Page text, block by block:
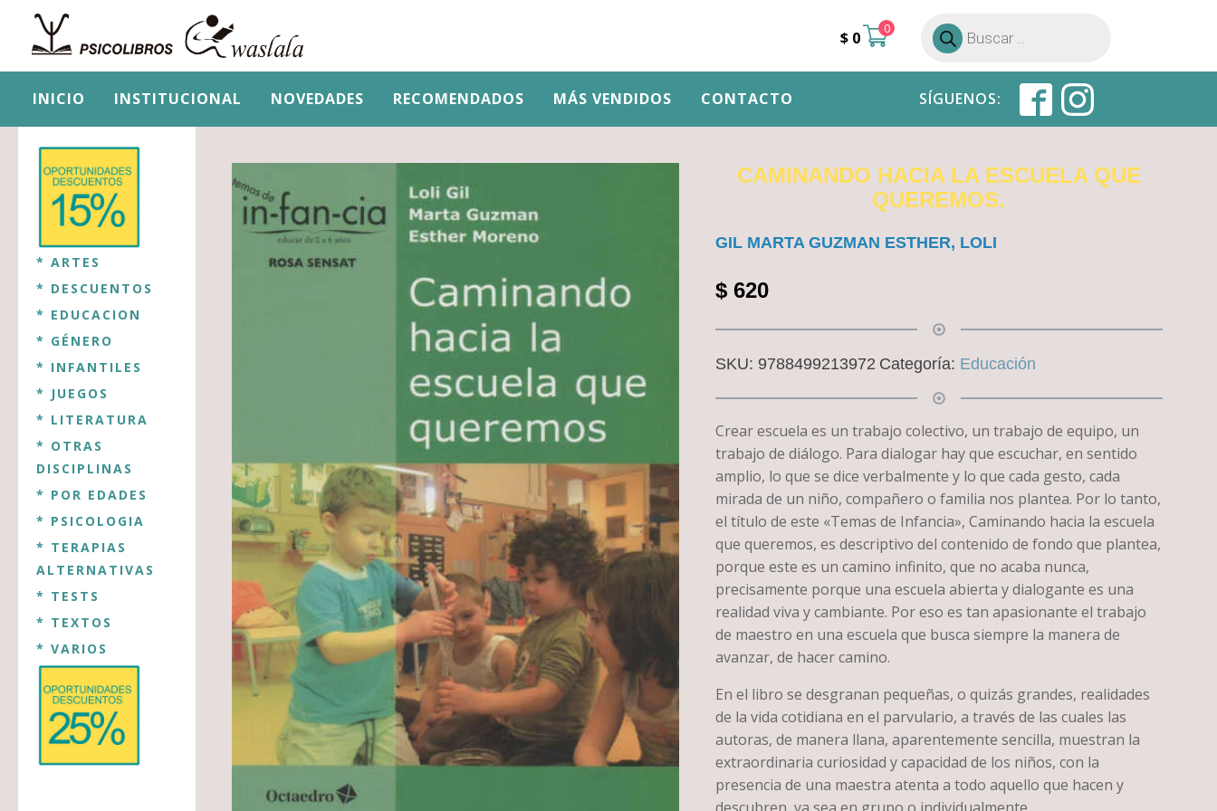
$ 0 0
Búsqueda
de
productos
INICIO INSTITUCIONAL NOVEDADES RECOMENDADOS MÁS VENDIDOS CONTACTO SÍGUENOS:
* ARTES
* DESCUENTOS
* EDUCACION
* GÉNERO
* INFANTILES
* JUEGOS
* LITERATURA
* OTRAS
DISCIPLINAS
* POR EDADES
* PSICOLOGIA
* TERAPIAS
ALTERNATIVAS
* TESTS
* TEXTOS
* VARIOS
CAMINANDO HACIA LA ESCUELA QUE
QUEREMOS.
GIL MARTA GUZMAN ESTHER, LOLI
$620
SKU: 9788499213972 Categoría: Educación
Crear escuela es un trabajo colectivo, un trabajo de equipo, un
trabajo de diálogo. Para dialogar hay que escuchar, en sentido
amplio, lo que se dice verbalmente y lo que cada gesto, cada
mirada de un niño, compañero o familia nos plantea. Por lo tanto,
el título de este «Temas de Infancia», Caminando hacia la escuela
que queremos, es descriptivo del contenido de fondo que plantea,
porque este es un camino infinito, que no acaba nunca,
precisamente porque una escuela abierta y dialogante es una
realidad viva y cambiante. Por eso es tan apasionante el trabajo
de maestro en una escuela que busca siempre la manera de
avanzar, de hacer camino.
En el libro se desgranan pequeñas, o quizás grandes, realidades
de la vida cotidiana en el parvulario, a través de las cuales las
autoras, de manera llana, aparentemente sencilla, muestran la
extraordinaria curiosidad y capacidad de los niños, con la
presencia de una maestra atenta a todo aquello que hacen y